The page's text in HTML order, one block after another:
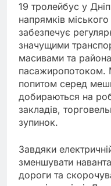
19 тролейбус у
напрямків
забезпечує
значущими
масивами та
пасажиропотоком.
попитом серед
добираються на
закладів,
зупинок.
Завдяки
зменшувати
дороги та